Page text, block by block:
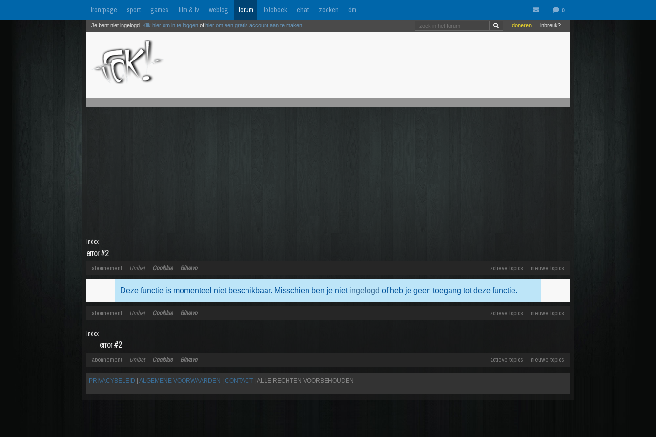
frontpage sport games film & tv weblog forum fotoboek chat zoeken dm
inbreuk?
doneren
Je bent niet ingelogd. Klik hier om in te loggen of hier om een gratis account aan te maken
error #2
Index
actieve topics nieuwe topics
abonnement Unibet Coolblue Bitvavo
Deze functie is momenteel niet beschikbaar. Misschien ben je niet ingelogd of heb je geen toegang tot deze functie.
actieve topics nieuwe topics
abonnement Unibet Coolblue Bitvavo
error #2
Index
actieve topics nieuwe topics
abonnement Unibet Coolblue Bitvavo
PRIVACYBELEID ALGEMENE VOORWAARDEN CONTACT | ALLE RECHTEN VOORBEHOUDEN